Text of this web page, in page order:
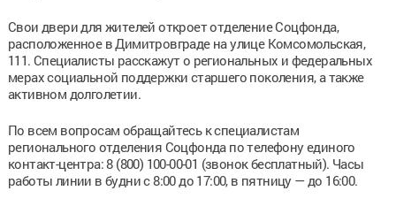
Свои двери для жителей откроет отделение Соцфонда,
расположенное в Димитровграде на улице Комсомольская,
111. Специалисты расскажут о региональных и федеральных
мерах социальной поддержки старшего поколения, а также
активном долголетии.
По всем вопросам обращайтесь к специалистам
регионального отделения Соцфонда по телефону единого
контакт-центра: 8 (800) 100-00-01 (звонок бесплатный). Часы
работы линии в будни с 8:00 до 17:00, в пятницу — до 16:00.